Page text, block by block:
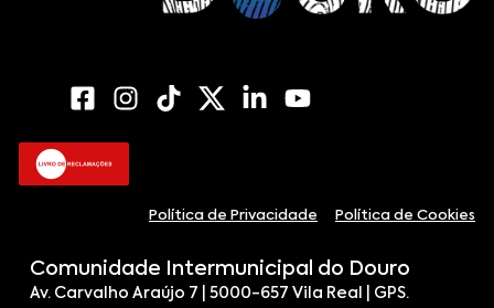
Política de Privacidade Política de Cookies
Comunidade Intermunicipal do Douro
Av. Carvalho Araújo 7 | 5000-657 Vila Real | GPS.